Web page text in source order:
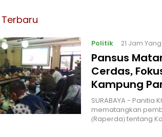
Politik 21 Jam
Pansus
Cerdas,
Kampung
‎SURABAYA - Panitia
mematangkan
(Raperda) tentang